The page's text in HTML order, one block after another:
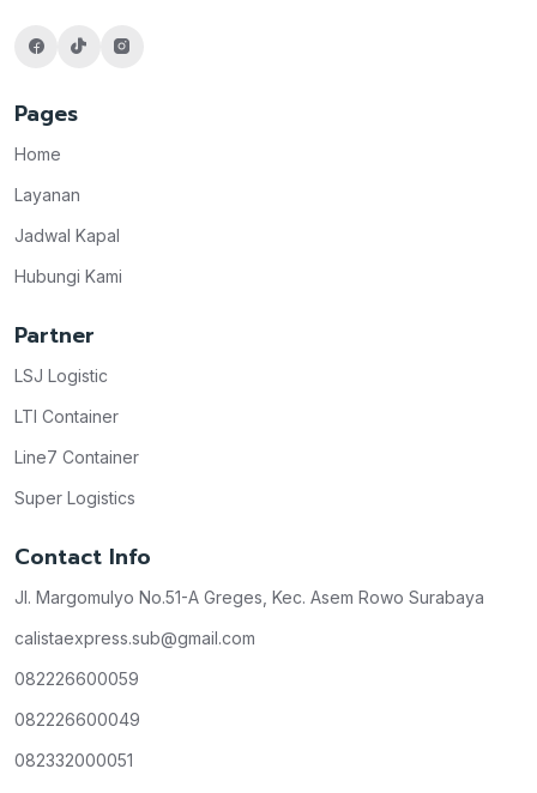
Pages
Home
Layanan
Jadwal Kapal
Hubungi Kami
Partner
LSJ Logistic
LTI Container
Line7 Container
Super Logistics
Contact Info
Jl. Margomulyo No.51-A Greges, Kec. Asem Rowo Surabaya
calistaexpress.sub@gmail.com
082226600059
082226600049
082332000051